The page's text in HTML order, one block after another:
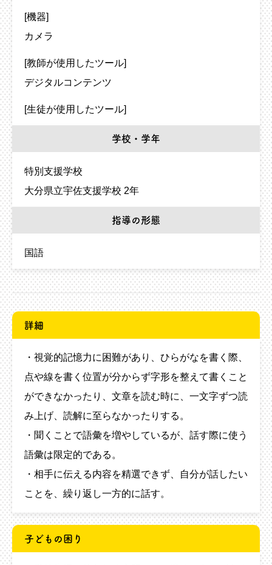
[機器]
カメラ
[教師が使用したツール]
デジタルコンテンツ
[生徒が使用したツール]
学校・学年
特別支援学校
大分県立宇佐支援学校 2年
指導の形態
国語
詳細
・視覚的記憶力に困難があり、ひらがなを書く際、
点や線を書く位置が分からず字形を整えて書くこと
ができなかったり、文章を読む時に、一文字ずつ読
み上げ、読解に至らなかったりする。
・聞くことで語彙を増やしているが、話す際に使う
語彙は限定的である。
・相手に伝える内容を精選できず、自分が話したい
ことを、繰り返し一方的に話す。
子どもの困り